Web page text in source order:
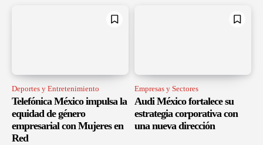
Deportes y Entretenimiento
Telefónica México impulsa la
equidad de género
empresarial con Mujeres en
Red
Empresas y Sectores
Audi México fortalece su
estrategia corporativa con
una nueva dirección